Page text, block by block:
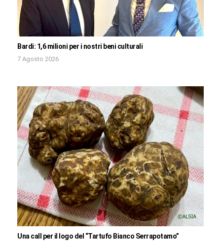
Bardi: 1,6 milioni per i nostri beni culturali
7 Agosto 2026
Una call per il logo del “Tartufo Bianco Serrapotamo”